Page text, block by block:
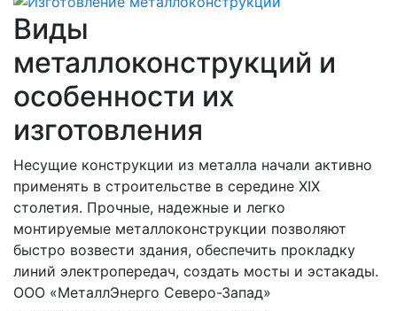
Виды
металлоконструкций и
особенности их
изготовления
Несущие конструкции из металла начали активно
применять в строительстве в середине XIX
столетия. Прочные, надежные и легко
монтируемые металлоконструкции позволяют
быстро возвести здания, обеспечить прокладку
линий электропередач, создать мосты и эстакады.
ООО «МеталлЭнерго Северо-Запад»